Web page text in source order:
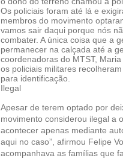
Os policiais foram até lá e
membros do movimento
vamos sair daqui porque nós
combater. A única coisa que a
permanecer na calçada até a
coordenadoras do MTST,
os policiais militares
para identificação.
Ilegal
Apesar de terem optado por
movimento considerou ilegal a
acontecer apenas mediante
aqui no caso”, afirmou Felipe
acompanhava as famílias que